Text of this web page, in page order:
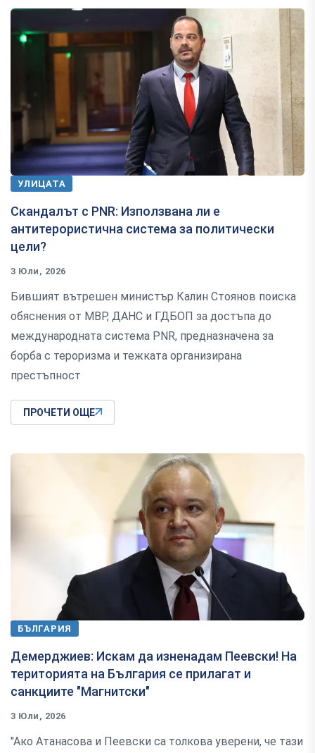
УЛИЦАТА
Скандалът с PNR: Използвана ли е
антитерористична система за политически
цели?
3 Юли, 2026
Бившият вътрешен министър Калин Стоянов поиска
обяснения от МВР, ДАНС и ГДБОП за достъпа до
международната система PNR, предназначена за
борба с тероризма и тежката организирана
престъпност
ПРОЧЕТИ ОЩЕ
БЪЛГАРИЯ
Демерджиев: Искам да изненадам Пеевски! На
територията на България се прилагат и
санкциите "Магнитски"
3 Юли, 2026
"Ако Атанасова и Пеевски са толкова уверени, че тази